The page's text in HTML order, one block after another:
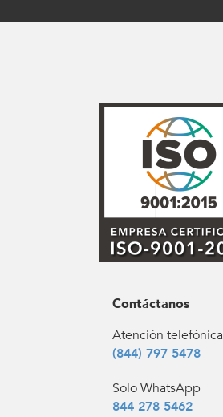
Contáctanos
Atención telefónica
(844) 797 5478
Solo WhatsApp
844 278 5462